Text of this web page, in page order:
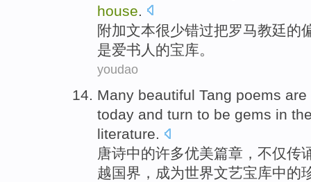
house
附加文本很少错过把罗马教廷的
是爱书人的宝库。
youdao
Many beautiful Tang poems
today and turn to be gems in
literature.
唐诗中的许多优美篇章，不仅传
越国界， 成为世界文艺宝库中的